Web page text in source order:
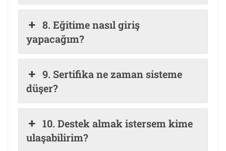
8. Eğitime nasıl giriş
yapacağım?
9. Sertifika ne zaman sisteme
düşer?
10. Destek almak istersem kime
ulaşabilirim?